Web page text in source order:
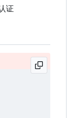
证